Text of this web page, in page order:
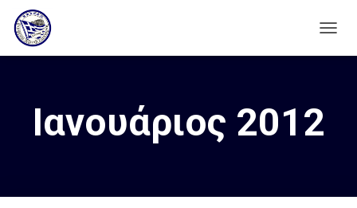
Ιανουάριος 2012